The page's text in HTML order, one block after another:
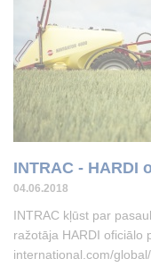
INTRAC -
04.06.2018
INTRAC kļūst par
ražotāja HARDI oficiālo
international.com/global/